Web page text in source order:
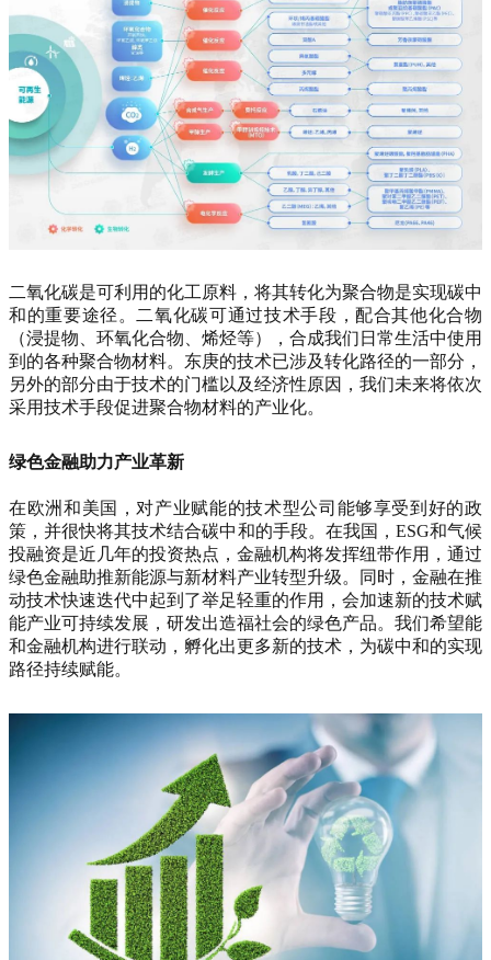
二氧化碳是可利用的化工原料，将其转化为聚合物是实现碳中
和的重要途径。二氧化碳可通过技术手段，配合其他化合物
（浸提物、环氧化合物、烯烃等），合成我们日常生活中使用
到的各种聚合物材料。东庚的技术已涉及转化路径的一部分，
另外的部分由于技术的门槛以及经济性原因，我们未来将依次
采用技术手段促进聚合物材料的产业化。
绿色金融助力产业革新
在欧洲和美国，对产业赋能的技术型公司能够享受到好的政
策，并很快将其技术结合碳中和的手段。在我国，ESG和气候
投融资是近几年的投资热点，金融机构将发挥纽带作用，通过
绿色金融助推新能源与新材料产业转型升级。同时，金融在推
动技术快速迭代中起到了举足轻重的作用，会加速新的技术赋
能产业可持续发展，研发出造福社会的绿色产品。我们希望能
和金融机构进行联动，孵化出更多新的技术，为碳中和的实现
路径持续赋能。